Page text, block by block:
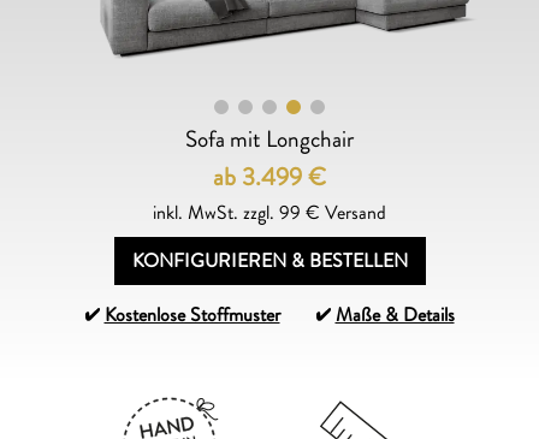
Sofa mit Longchair
ab 3.499€
inkl. MwSt. zzgl. 99 € Versand
KONFIGURIEREN & BESTELLEN
Kostenlose Stoffmuster
Maße & Details